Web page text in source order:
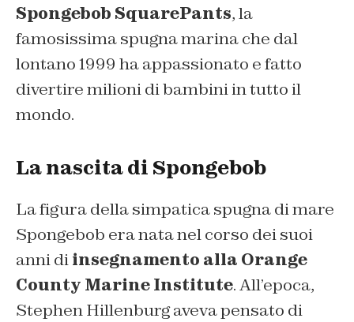
Spongebob SquarePants, la
famosissima spugna marina che dal
lontano 1999 ha appassionato e fatto
divertire milioni di bambini in tutto il
mondo.
La nascita di Spongebob
La figura della simpatica spugna di mare
Spongebob era nata nel corso dei suoi
anni diinsegnamento alla Orange
County Marine Institute. All’epoca,
Stephen Hillenburg aveva pensato di